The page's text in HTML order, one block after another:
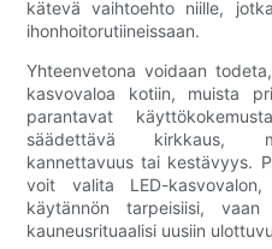
kätevä vaihtoehto niille,
ihonhoitorutiineissaan.
Yhteenvetona voidaan
kasvovaloa kotiin, muista
parantavat
säädettävä kirkkaus,
kannettavuus tai kestävyys.
voit valita LED-
käytännön tarpeisiisi,
kauneusrituaalisi uusiin